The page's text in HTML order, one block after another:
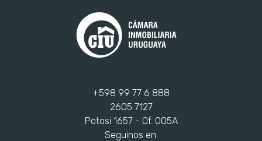
+598 99 77 6 888
2605 7127
Potosi 1657 - Of. 005A
Seguinos en: